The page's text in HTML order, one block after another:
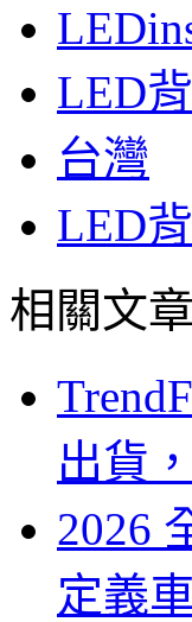
LED
台灣
LED
相關文章
出貨
2026
定義